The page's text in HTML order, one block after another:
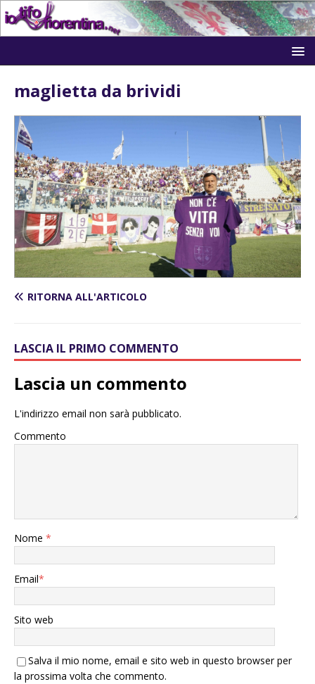
maglietta da brividi
RITORNA ALL'ARTICOLO
LASCIA IL PRIMO COMMENTO
Lascia un commento
L'indirizzo email non sarà pubblicato.
Commento
Nome *
Email*
Sito web
Salva il mio nome, email e sito web in questo browser per
la prossima volta che commento.